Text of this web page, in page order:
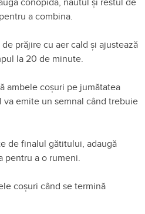
a combina.
prăjire cu aer cald și ajustează
la 20 de minute.
ambele coșuri pe jumătatea
emite un semnal când trebuie
de finalul gătitului, adaugă
pentru a o rumeni.
coșuri când se termină